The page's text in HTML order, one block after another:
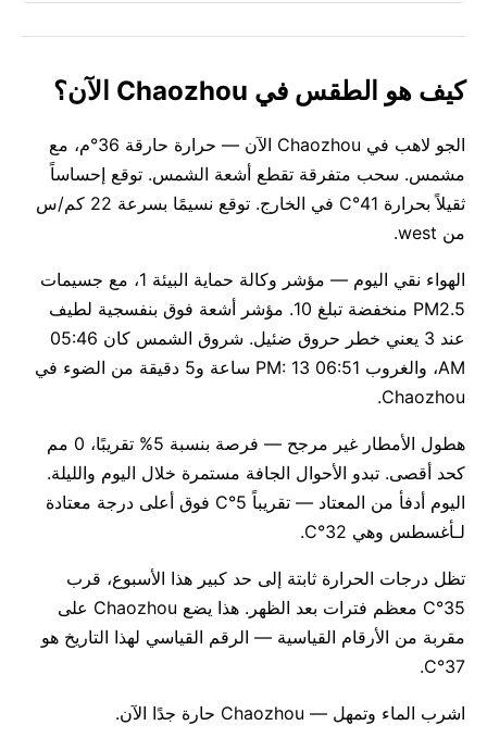
كيف هو الطقس في Chaozhou الآن؟
الجو لاهب في Chaozhou الآن — حرارة حارقة 36°م، مع
مشمس. سحب متفرقة تقطع أشعة الشمس. توقع إحساساً
ثقيلاً بحرارة 41°C في الخارج. توقع نسيمًا بسرعة 22 كم/س
من west.
الهواء نقي اليوم — مؤشر وكالة حماية البيئة 1، مع جسيمات
PM2.5 منخفضة تبلغ 10. مؤشر أشعة فوق بنفسجية لطيف
عند 3 يعني خطر حروق ضئيل. شروق الشمس كان 05:46
AM، والغروب 06:51 PM: 13 ساعة و5 دقيقة من الضوء في
Chaozhou.
هطول الأمطار غير مرجح — فرصة بنسبة 5% تقريبًا، 0 مم
كحد أقصى. تبدو الأحوال الجافة مستمرة خلال اليوم والليلة.
اليوم أدفأ من المعتاد — تقريباً 5°C فوق أعلى درجة معتادة
لـأغسطس وهي 32°C.
تظل درجات الحرارة ثابتة إلى حد كبير هذا الأسبوع، قرب
35°C معظم فترات بعد الظهر. هذا يضع Chaozhou على
مقربة من الأرقام القياسية — الرقم القياسي لهذا التاريخ هو
37°C.
اشرب الماء وتمهل — Chaozhou حارة جدًا الآن.